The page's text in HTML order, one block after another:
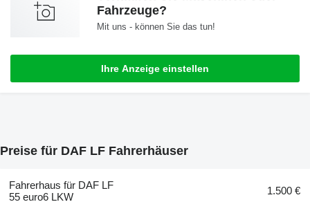
Fahrzeuge?
Mit uns - können Sie das tun!
Ihre Anzeige einstellen
Preise für DAF LF Fahrerhäuser
Fahrerhaus für DAF LF
55 euro6 LKW
1.500 €